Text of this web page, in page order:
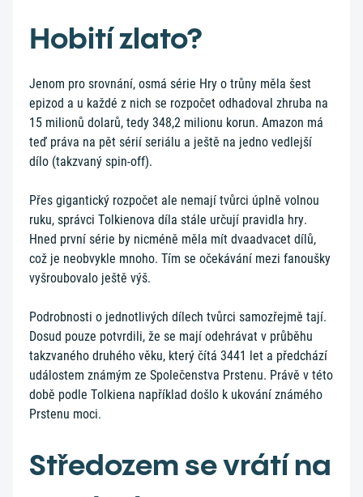
Hobití zlato?
Jenom pro srovnání, osmá série Hry o trůny měla šest
epizod a u každé z nich se rozpočet odhadoval zhruba na
15 milionů dolarů, tedy 348,2 milionu korun. Amazon má
teď práva na pět sérií seriálu a ještě na jedno vedlejší
dílo (takzvaný spin-off).
Přes gigantický rozpočet ale nemají tvůrci úplně volnou
ruku, správci Tolkienova díla stále určují pravidla hry.
Hned první série by nicméně měla mít dvaadvacet dílů,
což je neobvykle mnoho. Tím se očekávání mezi fanoušky
vyšroubovalo ještě výš.
Podrobnosti o jednotlivých dílech tvůrci samozřejmě tají.
Dosud pouze potvrdili, že se mají odehrávat v průběhu
takzvaného druhého věku, který čítá 3441 let a předchází
událostem známým ze Společenstva Prstenu. Právě v této
době podle Tolkiena například došlo k ukování známého
Prstenu moci.
Středozem se vrátí na